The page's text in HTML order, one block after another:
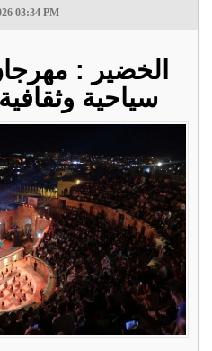
03:34 PM
الخضير :
سياحية